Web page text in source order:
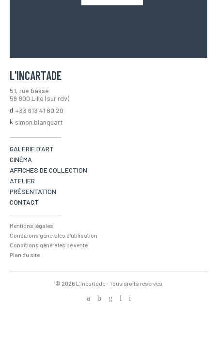
L'INCARTADE
51, rue basse
59 800 Lille (sur rdv)
+33 613 41 80 20
simon.blanquart
GALERIE D'ART
CINÉMA
AFFICHES DE COLLECTION
ATELIER
PRÉSENTATION
CONTACT
Mentions légales
Conditions générales d'utilisation
Conditions générales de vente
Plan du site
© 2026 L’Incartade - Tous droits réservés